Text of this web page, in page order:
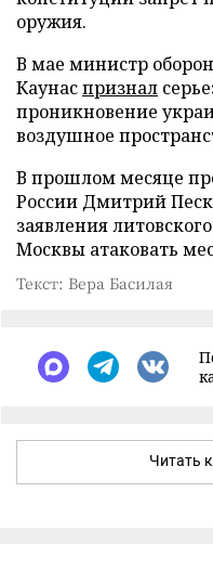
оружия.
В мае министр
Каунаспризнал
проникновение
воздушное
В прошлом месяце
России Дмитрий
заявления
Москвы атаковать
Текст: Вера Басилая
Читать